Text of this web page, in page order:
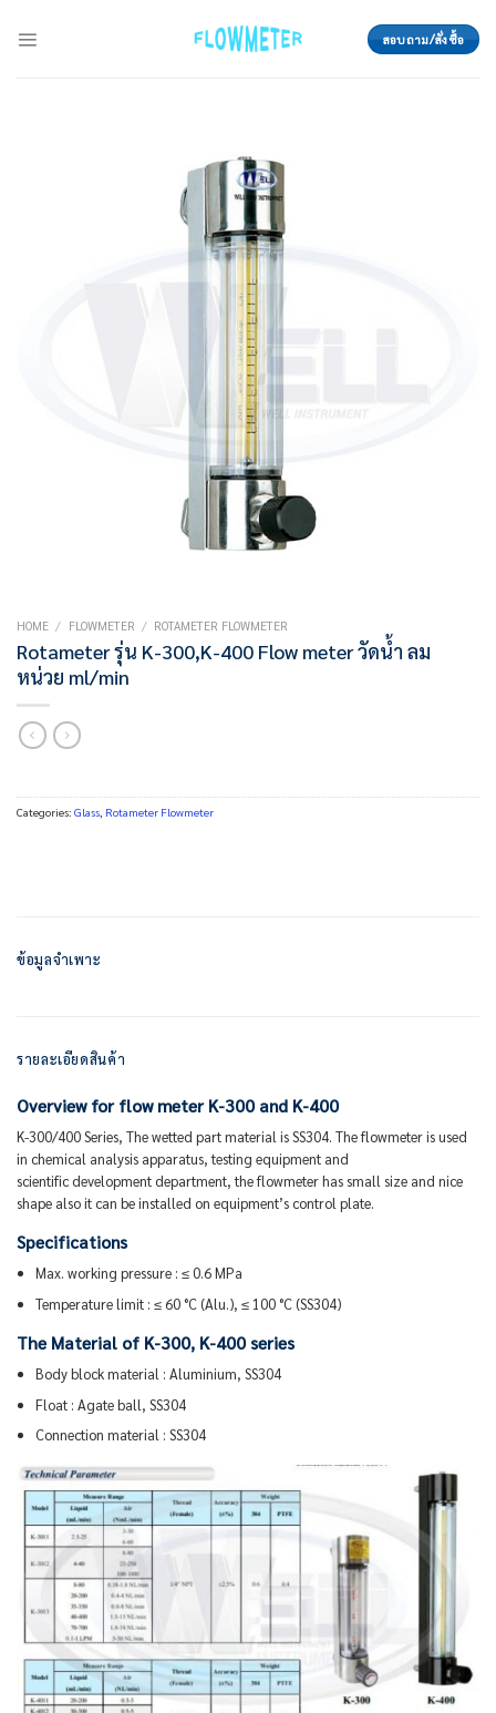
สอบถาม/สั่งซื้อ
HOME / FLOWMETER / ROTAMETER FLOWMETER
Rotameter รุ่น K-300,K-400 Flow meter วัดน้ำ ลม
หน่วย ml/min
Categories: Glass Rotameter Flowmeter
ข้อมูลจำเพาะ
รายละเอียดสินค้า
Overview for flow meter K-300 and K-400
K-300/400 Series, The wetted part material is SS304. The flowmeter is used
in chemical analysis apparatus, testing equipment and
scientific development department, the flowmeter has small size and nice
shape also it can be installed on equipment’s control plate.
Specifications
Max. working pressure : ≤ 0.6 MPa
Temperature limit : ≤ 60 °C (Alu.), ≤ 100 °C (SS304)
The Material of K-300, K-400 series
Body block material : Aluminium, SS304
Float : Agate ball, SS304
Connection material : SS304